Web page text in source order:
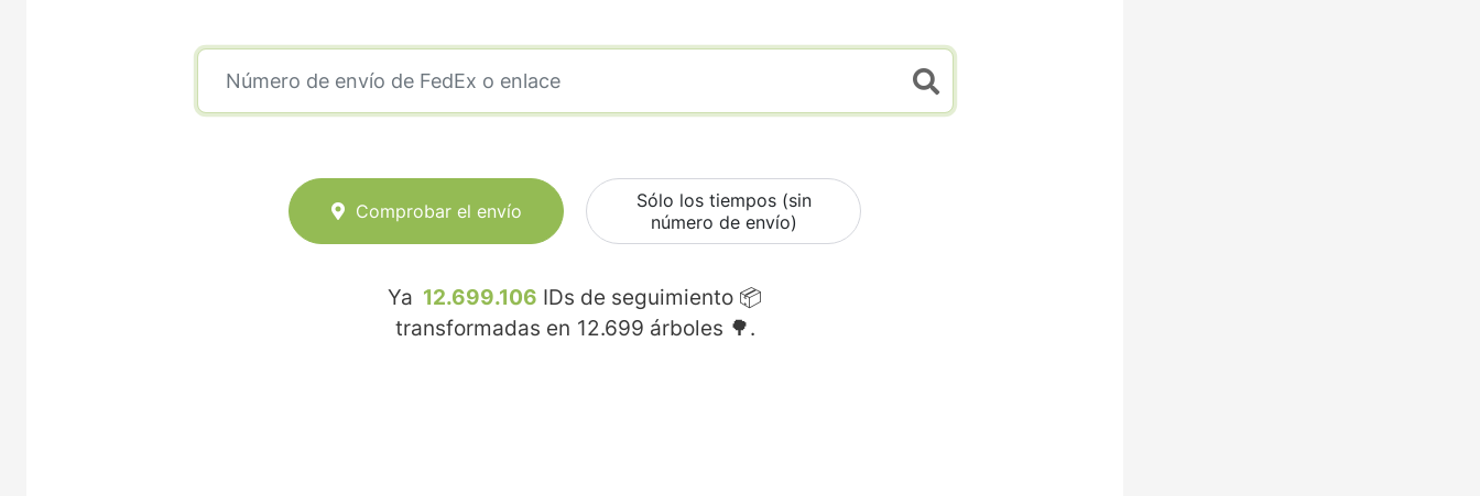
Comprobar el envío
Sólo los tiempos (sin
número de envío)
Ya 12.699.106 IDs de seguimiento 📦
transformadas en 12.699 árboles 🌳.